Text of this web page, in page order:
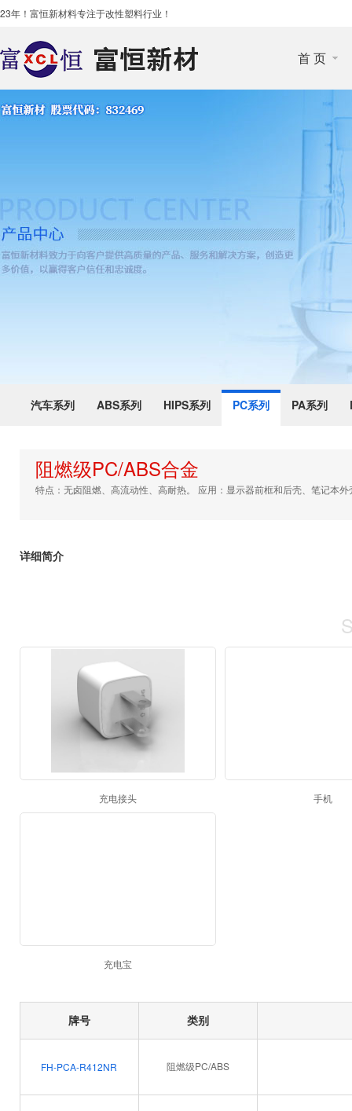
23年！富恒新材料专注于改性塑料行业！
首 页
汽车系列 ABS系列 HIPS系列 PC系列 PA系列
阻燃级PC/ABS合金
特点：无卤阻燃、高流动性、高耐热。 应用：显示器前框和后壳、笔记本
详细简介
充电接头 手机
充电宝
牌号 类别
FH-PCA-R412NR 阻燃级PC/ABS